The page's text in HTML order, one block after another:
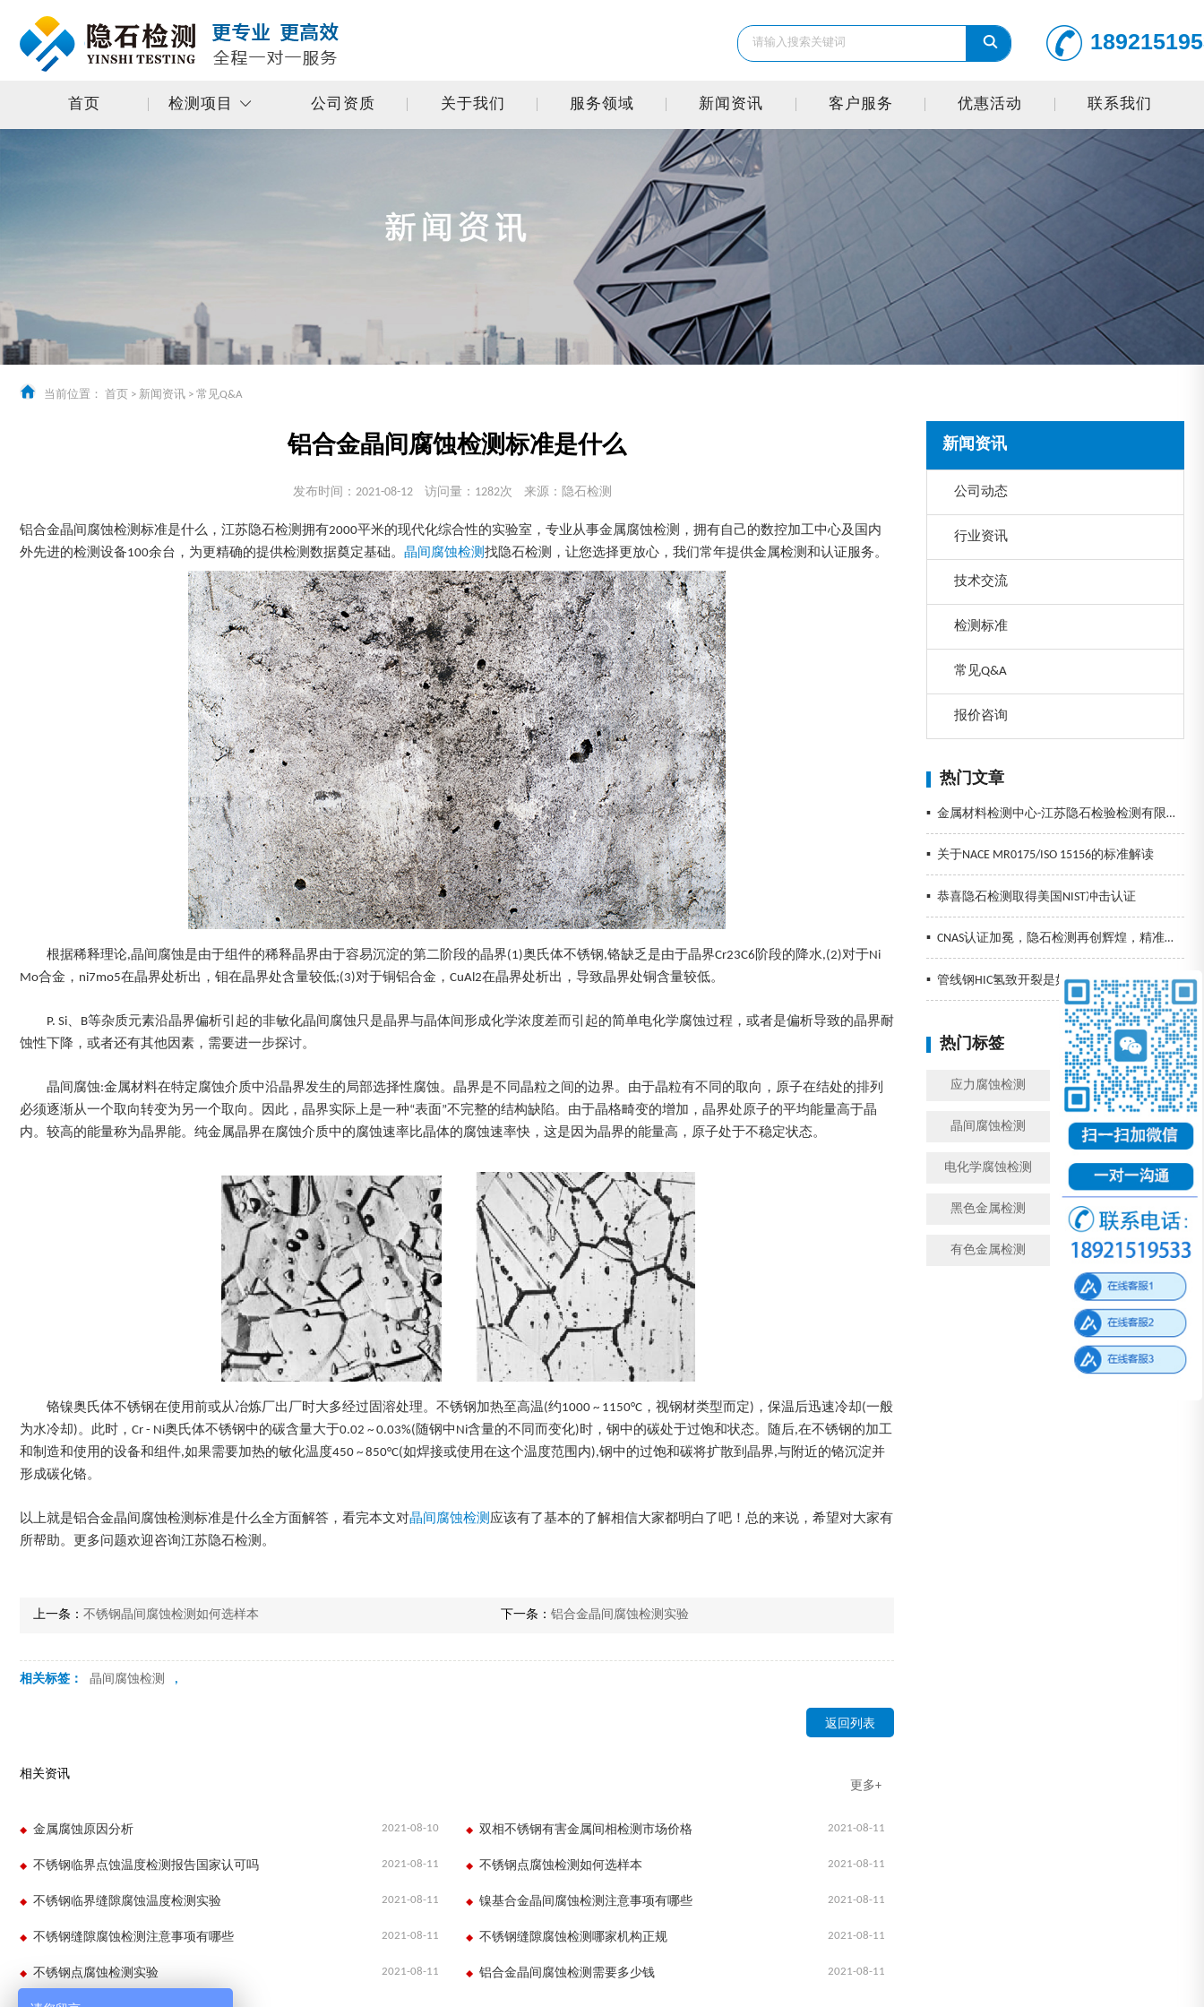
首页 检测项目 公司资质 关于我们 服务领域 新闻资讯 客户服务 优惠活动 联系我们
当前位置： 首页 > 新闻资讯 > 常见Q&A
新闻资讯
公司动态
行业资讯
技术交流
检测标准
常见Q&A
报价咨询
热门文章
▪ 金属材料检测中心-江苏隐石检验检测有限公司
▪ 关于NACE MR0175/ISO 15156的标准解读
▪ 恭喜隐石检测取得美国NIST冲击认证
▪ CNAS认证加冕，隐石检测再创辉煌，精准检测助力企业发展！
▪ 管线钢HIC氢致开裂是如何发生的以及预防措施
热门标签 换一批
应力腐蚀检测 金属腐蚀检测
晶间腐蚀检测 模拟工况腐蚀检测
电化学腐蚀检测 盐雾检测
黑色金属检测 金属成分检测
有色金属检测 微观金相检测
铝合金晶间腐蚀检测标准是什么
发布时间：2021-08-12 访问量：1282次 来源：隐石检测
铝合金晶间腐蚀检测标准是什么，江苏隐石检测拥有2000平米的现代化综合性的实验室，专业从事金属腐蚀检测，拥有自己的数控加工中心及国内
外先进的检测设备100余台，为更精确的提供检测数据奠定基础。 晶间腐蚀检测 找隐石检测，让您选择更放心，我们常年提供金属检测和认证服务。
根据稀释理论,晶间腐蚀是由于组件的稀释晶界由于容易沉淀的第二阶段的晶界(1)奥氏体不锈钢,铬缺乏是由于晶界Cr23C6阶段的降水,(2)对于Ni
Mo合金，ni7mo5在晶界处析出，钼在晶界处含量较低;(3)对于铜铝合金，CuAl2在晶界处析出，导致晶界处铜含量较低。
P. Si、B等杂质元素沿晶界偏析引起的非敏化晶间腐蚀只是晶界与晶体间形成化学浓度差而引起的简单电化学腐蚀过程，或者是偏析导致的晶界耐
蚀性下降，或者还有其他因素，需要进一步探讨。
晶间腐蚀:金属材料在特定腐蚀介质中沿晶界发生的局部选择性腐蚀。晶界是不同晶粒之间的边界。由于晶粒有不同的取向，原子在结处的排列
必须逐渐从一个取向转变为另一个取向。因此，晶界实际上是一种“表面”不完整的结构缺陷。由于晶格畸变的增加，晶界处原子的平均能量高于晶
内。较高的能量称为晶界能。纯金属晶界在腐蚀介质中的腐蚀速率比晶体的腐蚀速率快，这是因为晶界的能量高，原子处于不稳定状态。
铬镍奥氏体不锈钢在使用前或从冶炼厂出厂时大多经过固溶处理。不锈钢加热至高温(约1000 ~ 1150°C，视钢材类型而定)，保温后迅速冷却(一般
为水冷却)。此时，Cr - Ni奥氏体不锈钢中的碳含量大于0.02 ~ 0.03%(随钢中Ni含量的不同而变化)时，钢中的碳处于过饱和状态。随后,在不锈钢的加工
和制造和使用的设备和组件,如果需要加热的敏化温度450 ~ 850°C(如焊接或使用在这个温度范围内),钢中的过饱和碳将扩散到晶界,与附近的铬沉淀并
形成碳化铬。
以上就是铝合金晶间腐蚀检测标准是什么全方面解答，看完本文对晶间腐蚀检测 应该有了基本的了解相信大家都明白了吧！总的来说，希望对大家有
所帮助。更多问题欢迎咨询江苏隐石检测。
上一条： 不锈钢晶间腐蚀检测如何选样本 下一条： 铝合金晶间腐蚀检测实验
相关标签： 晶间腐蚀检测 ,
返回列表
相关资讯
更多+
2021-08-10
金属腐蚀原因分析 2021-08-11
双相不锈钢有害金属间相检测市场价格
2021-08-11
不锈钢临界点蚀温度检测报告国家认可吗 2021-08-11
不锈钢点腐蚀检测如何选样本
2021-08-11
不锈钢临界缝隙腐蚀温度检测实验 2021-08-11
镍基合金晶间腐蚀检测注意事项有哪些
2021-08-11
不锈钢缝隙腐蚀检测注意事项有哪些 2021-08-11
不锈钢缝隙腐蚀检测哪家机构正规
2021-08-11
不锈钢点腐蚀检测实验 2021-08-11
铝合金晶间腐蚀检测需要多少钱